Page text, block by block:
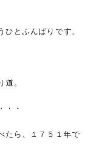
とふんばりです。
。
・・
ら、１７５１年で